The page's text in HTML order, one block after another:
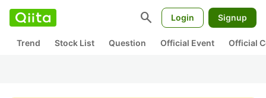
search Login Signup
Trend Stock List Question Official Event Official